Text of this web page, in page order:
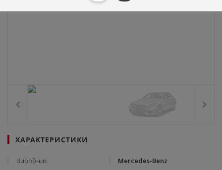
ХАРАКТЕРИСТИКИ
Виробник
Mercedes-Benz